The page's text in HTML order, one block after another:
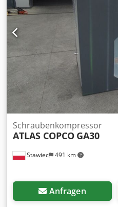
Stawiec 491 km
Schraubenkompressor
ATLAS COPCO GA30
Anfragen